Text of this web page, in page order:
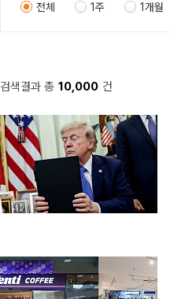
전체 1주 1개월
검색결과 총 10,000 건